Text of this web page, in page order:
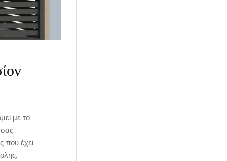
με το
που έχει